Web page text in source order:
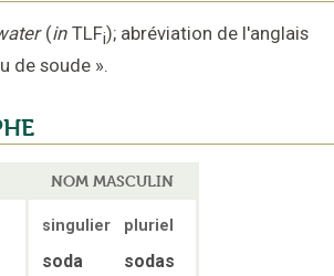
(in TLFi); abréviation de l'anglais
de soude ».
NOM MASCULIN
singulier pluriel
soda sodas